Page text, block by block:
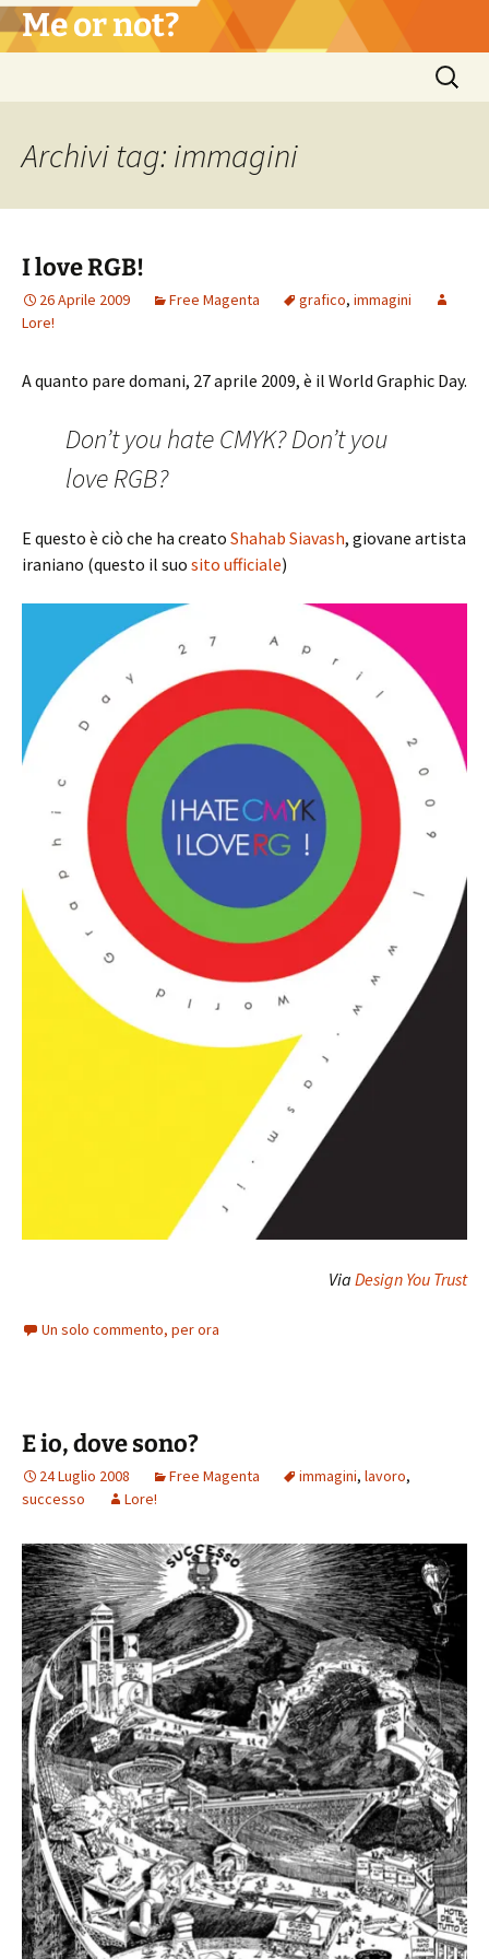
Vai
al Me or not?
Ricerca
per:
Archivi tag: immagini
I love RGB!
26 Aprile 2009 Free Magenta grafico, immagini
Lore!
A quanto pare domani, 27 aprile 2009, è il World Graphic Day.
Don’t you hate CMYK? Don’t you
love RGB?
E questo è ciò che ha creato Shahab Siavash, giovane artista
iraniano (questo il suo sito ufficiale)
Via Design You Trust
Un solo commento, per ora
E io, dove sono?
24 Luglio 2008 Free Magenta immagini, lavoro,
successo
Lore!